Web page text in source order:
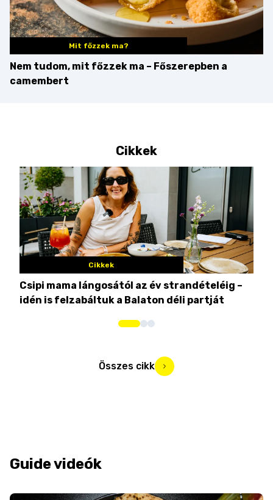
Mit főzzek ma?
Nem tudom, mit főzzek ma – Főszerepben a
camembert
Cikkek
Cikkek
Csipi mama lángosától az év strandételéig –
idén is felzabáltuk a Balaton déli partját
Összes cikk
Guide videók